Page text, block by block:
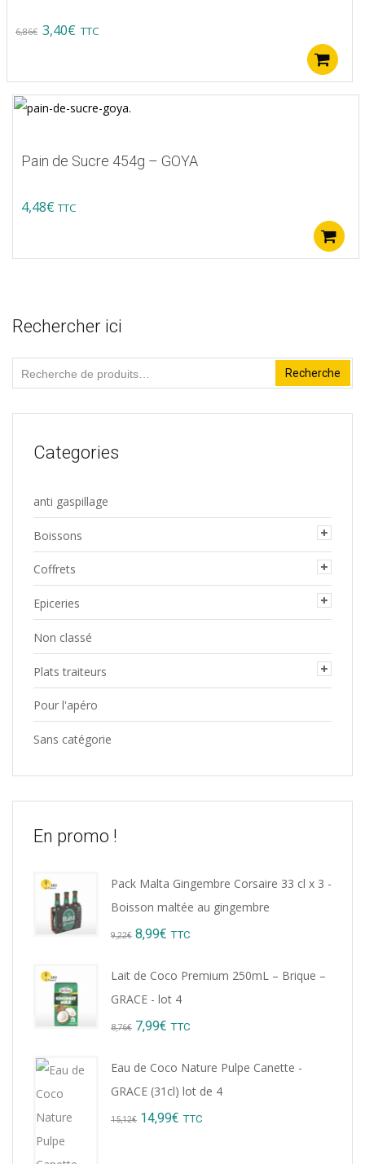
sur
page
du
6,86€ Original
was:
6,86€.
3,40€ Current
is:
3,40€.
TTC
Pain de Sucre 454g – GOYA
4,48€ TTC
Rechercher ici
Recherche
pour :
Recherche
Categories
anti gaspillage
Boissons
Coffrets
Epiceries
Non classé
Plats traiteurs
Pour l'apéro
Sans catégorie
En promo !
Pack Malta Gingembre Corsaire 33 cl x 3 -
Boisson maltée au gingembre
9,22€ Original
8,99€ Current
TTC
Lait de Coco Premium 250mL – Brique –
GRACE - lot 4
8,76€ Original
7,99€ Current
TTC
Eau de Coco Nature Pulpe Canette -
GRACE (31cl) lot de 4
15,12€ Original
14,99€ Current
TTC